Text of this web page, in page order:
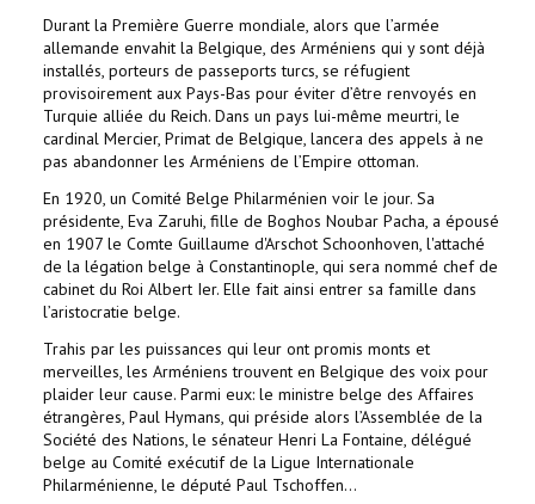
Durant la Première Guerre mondiale, alors que l’armée
allemande envahit la Belgique, des Arméniens qui y sont déjà
installés, porteurs de passeports turcs, se réfugient
provisoirement aux Pays-Bas pour éviter d’être renvoyés en
Turquie alliée du Reich. Dans un pays lui-même meurtri, le
cardinal Mercier, Primat de Belgique, lancera des appels à ne
pas abandonner les Arméniens de l’Empire ottoman.
En 1920, un Comité Belge Philarménien voir le jour. Sa
présidente, Eva Zaruhi, fille de Boghos Noubar Pacha, a épousé
en 1907 le Comte Guillaume d'Arschot Schoonhoven, l'attaché
de la légation belge à Constantinople, qui sera nommé chef de
cabinet du Roi Albert Ier. Elle fait ainsi entrer sa famille dans
l’aristocratie belge.
Trahis par les puissances qui leur ont promis monts et
merveilles, les Arméniens trouvent en Belgique des voix pour
plaider leur cause. Parmi eux: le ministre belge des Affaires
étrangères, Paul Hymans, qui préside alors l’Assemblée de la
Société des Nations, le sénateur Henri La Fontaine, délégué
belge au Comité exécutif de la Ligue Internationale
Philarménienne, le député Paul Tschoffen...